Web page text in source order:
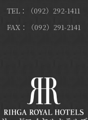
TEL：（092）292-1411
FAX：（092）291-2141